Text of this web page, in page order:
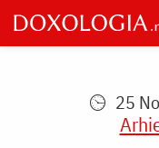
Skip
to
main
25